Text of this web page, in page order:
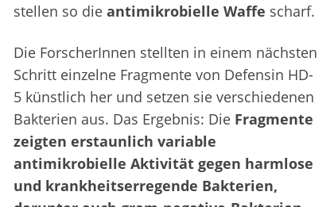
stellen so die antimikrobielle Waffe scharf.
Die ForscherInnen stellten in einem nächsten
Schritt einzelne Fragmente von Defensin HD-
5 künstlich her und setzen sie verschiedenen
Bakterien aus. Das Ergebnis: Die Fragmente
zeigten erstaunlich variable
antimikrobielle Aktivität gegen harmlose
und krankheitserregende Bakterien,